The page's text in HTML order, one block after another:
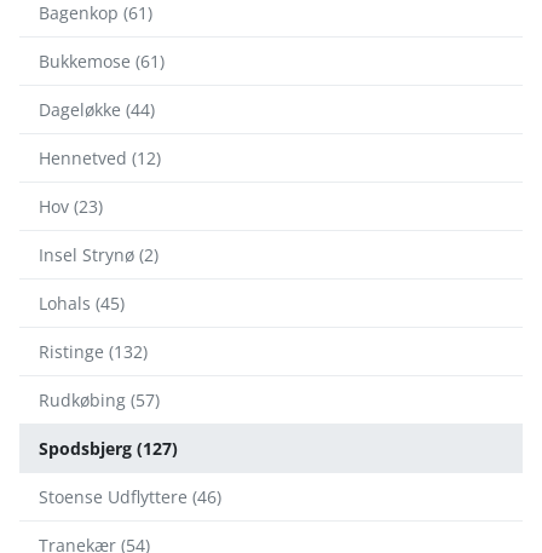
Bagenkop (61)
Bukkemose (61)
Dageløkke (44)
Hennetved (12)
Hov (23)
Insel Strynø (2)
Lohals (45)
Ristinge (132)
Rudkøbing (57)
Spodsbjerg (127)
Stoense Udflyttere (46)
Tranekær (54)